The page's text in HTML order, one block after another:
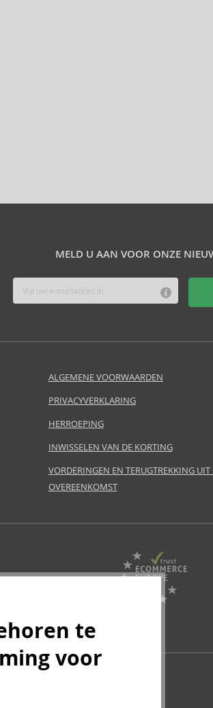
MELD U AAN VOOR ONZE
ALGEMENE VOORWAARDEN
PRIVACYVERKLARING
HERROEPING
INWISSELEN VAN DE KORTING
VORDERINGEN EN TERUGTREKKING UIT
OVEREENKOMST
te
voor